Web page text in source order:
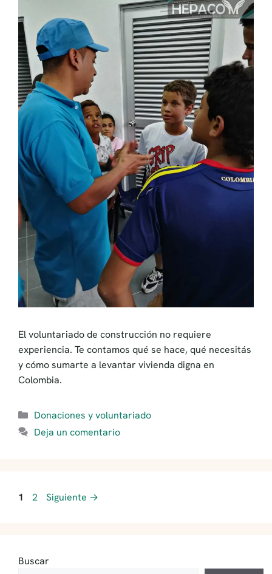
El voluntariado de construcción no requiere
experiencia. Te contamos qué se hace, qué necesitás
y cómo sumarte a levantar vivienda digna en
Colombia.
Categorías
Donaciones y voluntariado
Deja un comentario
Página
1 Página
2 Siguiente →
Buscar